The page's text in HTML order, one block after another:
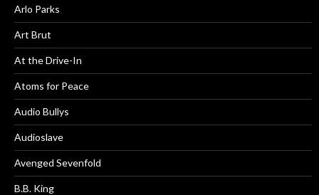
Arlo Parks
Art Brut
At the Drive-In
Atoms for Peace
Audio Bullys
Audioslave
Avenged Sevenfold
B.B. King